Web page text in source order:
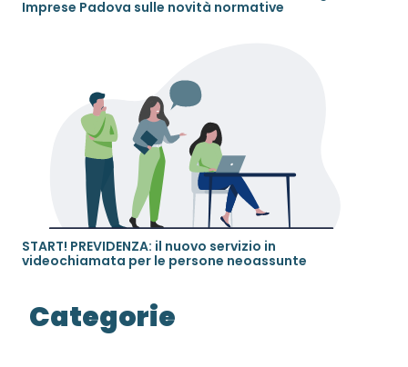
Imprese Padova sulle novità normative
START! PREVIDENZA: il nuovo servizio in
videochiamata per le persone neoassunte
Categorie